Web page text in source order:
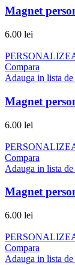
Magnet
6.00 lei
Compara
Adauga in lista
Magnet
6.00 lei
Compara
Adauga in lista
Magnet
6.00 lei
Compara
Adauga in lista